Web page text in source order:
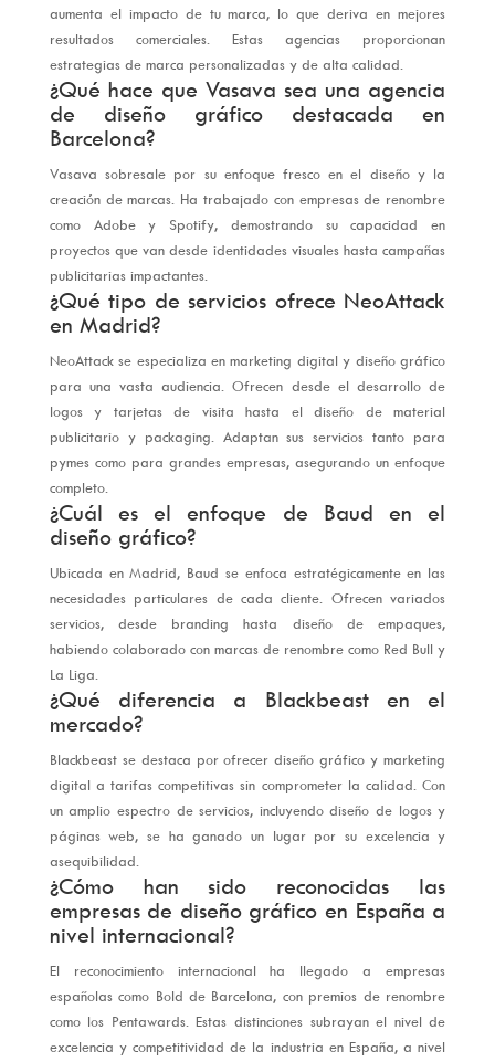
aumenta el impacto de tu marca, lo que deriva en mejores
resultados comerciales. Estas agencias proporcionan
estrategias de marca personalizadas y de alta calidad.
¿Qué hace que Vasava sea una agencia
de diseño gráfico destacada en
Barcelona?
Vasava sobresale por su enfoque fresco en el diseño y la
creación de marcas. Ha trabajado con empresas de renombre
como Adobe y Spotify, demostrando su capacidad en
proyectos que van desde identidades visuales hasta campañas
publicitarias impactantes.
¿Qué tipo de servicios ofrece NeoAttack
en Madrid?
NeoAttack se especializa en marketing digital y diseño gráfico
para una vasta audiencia. Ofrecen desde el desarrollo de
logos y tarjetas de visita hasta el diseño de material
publicitario y packaging. Adaptan sus servicios tanto para
pymes como para grandes empresas, asegurando un enfoque
completo.
¿Cuál es el enfoque de Baud en el
diseño gráfico?
Ubicada en Madrid, Baud se enfoca estratégicamente en las
necesidades particulares de cada cliente. Ofrecen variados
servicios, desde branding hasta diseño de empaques,
habiendo colaborado con marcas de renombre como Red Bull y
La Liga.
¿Qué diferencia a Blackbeast en el
mercado?
Blackbeast se destaca por ofrecer diseño gráfico y marketing
digital a tarifas competitivas sin comprometer la calidad. Con
un amplio espectro de servicios, incluyendo diseño de logos y
páginas web, se ha ganado un lugar por su excelencia y
asequibilidad.
¿Cómo han sido reconocidas las
empresas de diseño gráfico en España a
nivel internacional?
El reconocimiento internacional ha llegado a empresas
españolas como Bold de Barcelona, con premios de renombre
como los Pentawards. Estas distinciones subrayan el nivel de
excelencia y competitividad de la industria en España, a nivel